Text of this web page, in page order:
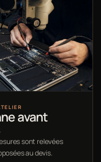
avant
sont relevées
au devis.